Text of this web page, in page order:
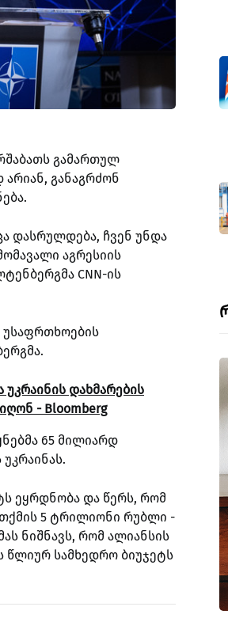
გამართულ
არიან, განაგრძონ
დასრულდება, ჩვენ უნდა
აგრესიის
CNN-ის
უსაფრთხოების
უკრაინის დახმარების
- Bloomberg
65 მილიარდ
ეყრდნობა და წერს, რომ
5 ტრილიონი რუბლი -
ნიშნავს, რომ ალიანსის
წლიურ სამხედრო ბიუჯეტს